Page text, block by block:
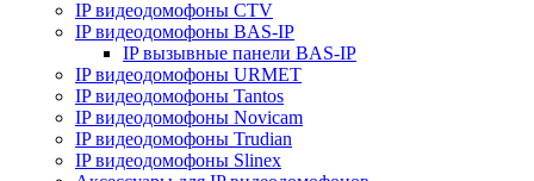
IP видеодомофоны CTV
IP видеодомофоны BAS-IP
IP вызывные панели BAS-IP
IP видеодомофоны URMET
IP видеодомофоны Tantos
IP видеодомофоны Novicam
IP видеодомофоны Trudian
IP видеодомофоны Slinex